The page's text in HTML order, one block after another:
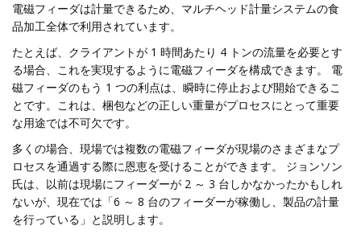
電磁フィーダは計量できるため、マルチヘッド計量システムの食
品加工全体で利用されています。
たとえば、クライアントが 1 時間あたり 4 トンの流量を必要とす
る場合、これを実現するように電磁フィーダを構成できます。 電
磁フィーダのもう 1 つの利点は、瞬時に停止および開始できるこ
とです。これは、梱包などの正しい重量がプロセスにとって重要
な用途では不可欠です。
多くの場合、現場では複数の電磁フィーダが現場のさまざまなプ
ロセスを通過する際に恩恵を受けることができます。 ジョンソン
氏は、以前は現場にフィーダーが 2 ～ 3 台しかなかったかもしれ
ないが、現在では「6 ～ 8 台のフィーダーが稼働し、製品の計量
を行っている」と説明します。